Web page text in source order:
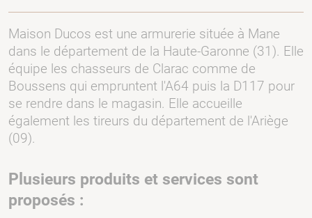
Maison Ducos est une armurerie située à Mane
dans le département de la Haute-Garonne (31). Elle
équipe les chasseurs de Clarac comme de
Boussens qui empruntent l'A64 puis la D117 pour
se rendre dans le magasin. Elle accueille
également les tireurs du département de l'Ariège
(09).
Plusieurs produits et services sont
proposés :